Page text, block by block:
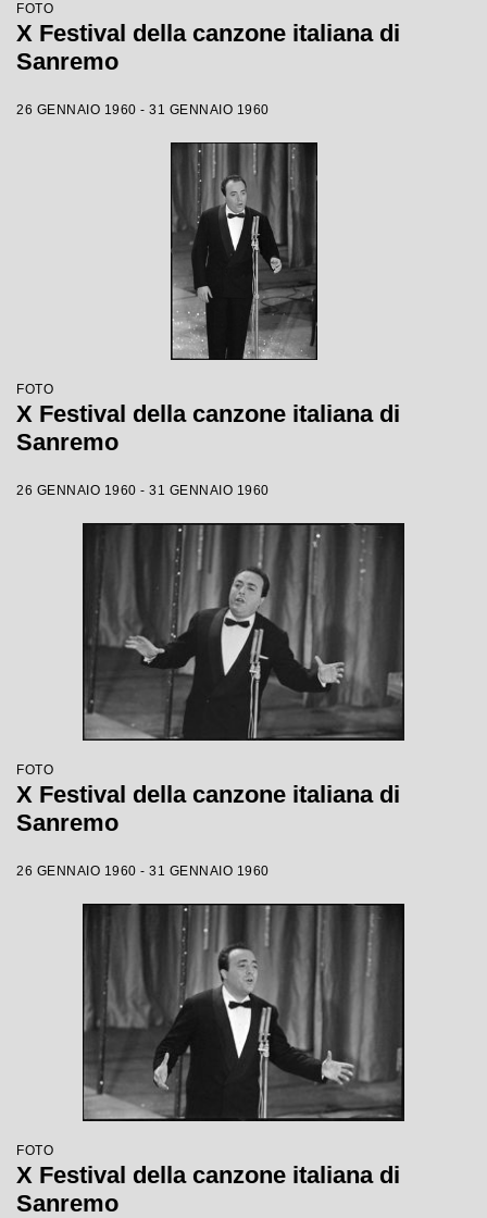
FOTO
X Festival della canzone italiana di
Sanremo
26 GENNAIO 1960 - 31 GENNAIO 1960
FOTO
X Festival della canzone italiana di
Sanremo
26 GENNAIO 1960 - 31 GENNAIO 1960
FOTO
X Festival della canzone italiana di
Sanremo
26 GENNAIO 1960 - 31 GENNAIO 1960
FOTO
X Festival della canzone italiana di
Sanremo